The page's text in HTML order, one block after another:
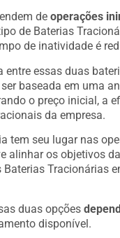
deoperações
de Baterias
de inatividade é
entre essas duas
baseada em uma
o preço inicial, a
da empresa.
tem seu lugar nas
alinhar os objetivos
Tracionárias
duas opções
disponível.